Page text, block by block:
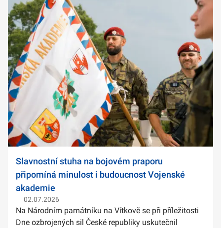
Slavnostní stuha na bojovém praporu
připomíná minulost i budoucnost Vojenské
akademie
02.07.2026
Na Národním památníku na Vítkově se při příležitosti
Dne ozbrojených sil České republiky uskutečnil